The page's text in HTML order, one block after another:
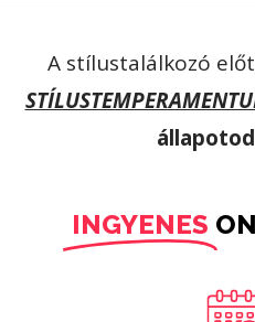
A stílustalálkozó
INGYENES